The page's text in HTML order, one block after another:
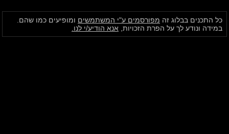
כל התכנים בבלוג זה מפורסמים ע"י המשתמשים ומופיעים כמו שהם.
במידה ונודע לך על הפרת הזכויות, אנא הודיע/י לנו.